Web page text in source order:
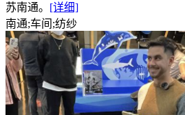
苏南通。 [详细]
南通;车间;纺纱